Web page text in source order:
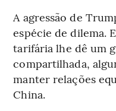
A agressão de
espécie de dilema.
tarifária lhe dê um
compartilhada,
manter relações
China.